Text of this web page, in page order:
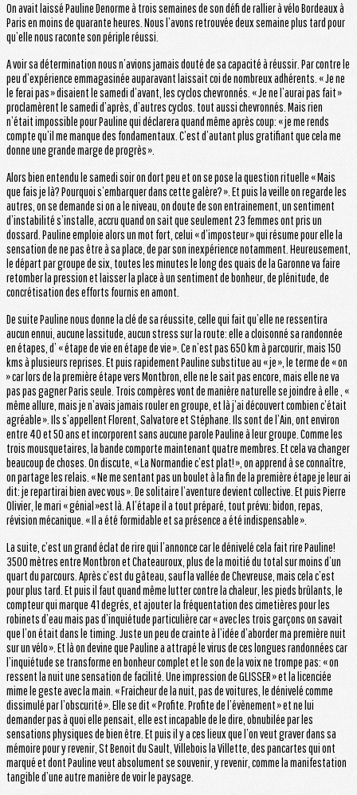
On avait laissé Pauline Denorme à trois semaines de son défi de rallier à vélo Bordeaux à
Paris en moins de quarante heures. Nous l’avons retrouvée deux semaine plus tard pour
qu’elle nous raconte son périple réussi.
A voir sa détermination nous n’avions jamais douté de sa capacité à réussir. Par contre le
peu d’expérience emmagasinée auparavant laissait coi de nombreux adhérents. « Je ne
le ferai pas » disaient le samedi d’avant, les cyclos chevronnés. « Je ne l’aurai pas fait »
proclamèrent le samedi d’après, d’autres cyclos. tout aussi chevronnés. Mais rien
n’était impossible pour Pauline qui déclarera quand même après coup: « je me rends
compte qu’il me manque des fondamentaux. C’est d’autant plus gratifiant que cela me
donne une grande marge de progrès ».
Alors bien entendu le samedi soir on dort peu et on se pose la question rituelle « Mais
que fais je là? Pourquoi s’embarquer dans cette galère? ». Et puis la veille on regarde les
autres, on se demande si on a le niveau, on doute de son entrainement, un sentiment
d’instabilité s’installe, accru quand on sait que seulement 23 femmes ont pris un
dossard. Pauline emploie alors un mot fort, celui « d’imposteur » qui résume pour elle la
sensation de ne pas être à sa place, de par son inexpérience notamment. Heureusement,
le départ par groupe de six, toutes les minutes le long des quais de la Garonne va faire
retomber la pression et laisser la place à un sentiment de bonheur, de plénitude, de
concrétisation des efforts fournis en amont.
De suite Pauline nous donne la clé de sa réussite, celle qui fait qu’elle ne ressentira
aucun ennui, aucune lassitude, aucun stress sur la route: elle a cloisonné sa randonnée
en étapes, d’ « étape de vie en étape de vie ». Ce n’est pas 650 km à parcourir, mais 150
kms à plusieurs reprises. Et puis rapidement Pauline substitue au « je », le terme de « on
» car lors de la première étape vers Montbron, elle ne le sait pas encore, mais elle ne va
pas pas gagner Paris seule. Trois compères vont de manière naturelle se joindre à elle , «
même allure, mais je n’avais jamais rouler en groupe, et là j’ai découvert combien c’était
agréable ». Ils s’appellent Florent, Salvatore et Stéphane. Ils sont de l’Ain, ont environ
entre 40 et 50 ans et incorporent sans aucune parole Pauline à leur groupe. Comme les
trois mousquetaires, la bande comporte maintenant quatre membres. Et cela va changer
beaucoup de choses. On discute, « La Normandie c’est plat! », on apprend à se connaître,
on partage les relais. « Ne me sentant pas un boulet à la fin de la première étape je leur ai
dit: je repartirai bien avec vous ». De solitaire l’aventure devient collective. Et puis Pierre
Olivier, le mari « génial »est là. A l’étape il a tout préparé, tout prévu: bidon, repas,
révision mécanique. « Il a été formidable et sa présence a été indispensable ».
La suite, c’est un grand éclat de rire qui l’annonce car le dénivelé cela fait rire Pauline!
3500 mètres entre Montbron et Chateauroux, plus de la moitié du total sur moins d’un
quart du parcours. Après c’est du gâteau, sauf la vallée de Chevreuse, mais cela c’est
pour plus tard. Et puis il faut quand même lutter contre la chaleur, les pieds brûlants, le
compteur qui marque 41 degrés, et ajouter la fréquentation des cimetières pour les
robinets d’eau mais pas d’inquiétude particulière car « avec les trois garçons on savait
que l’on était dans le timing. Juste un peu de crainte à l’idée d’aborder ma première nuit
sur un vélo ». Et là on devine que Pauline a attrapé le virus de ces longues randonnées car
l’inquiétude se transforme en bonheur complet et le son de la voix ne trompe pas: « on
ressent la nuit une sensation de facilité. Une impression de GLISSER » et la licenciée
mime le geste avec la main. « Fraicheur de la nuit, pas de voitures, le dénivelé comme
dissimulé par l’obscurité ». Elle se dit « Profite. Profite de l’évènement » et ne lui
demander pas à quoi elle pensait, elle est incapable de le dire, obnubilée par les
sensations physiques de bien être. Et puis il y a ces lieux que l’on veut graver dans sa
mémoire pour y revenir, St Benoit du Sault, Villebois la Villette, des pancartes qui ont
marqué et dont Pauline veut absolument se souvenir, y revenir, comme la manifestation
tangible d’une autre manière de voir le paysage.